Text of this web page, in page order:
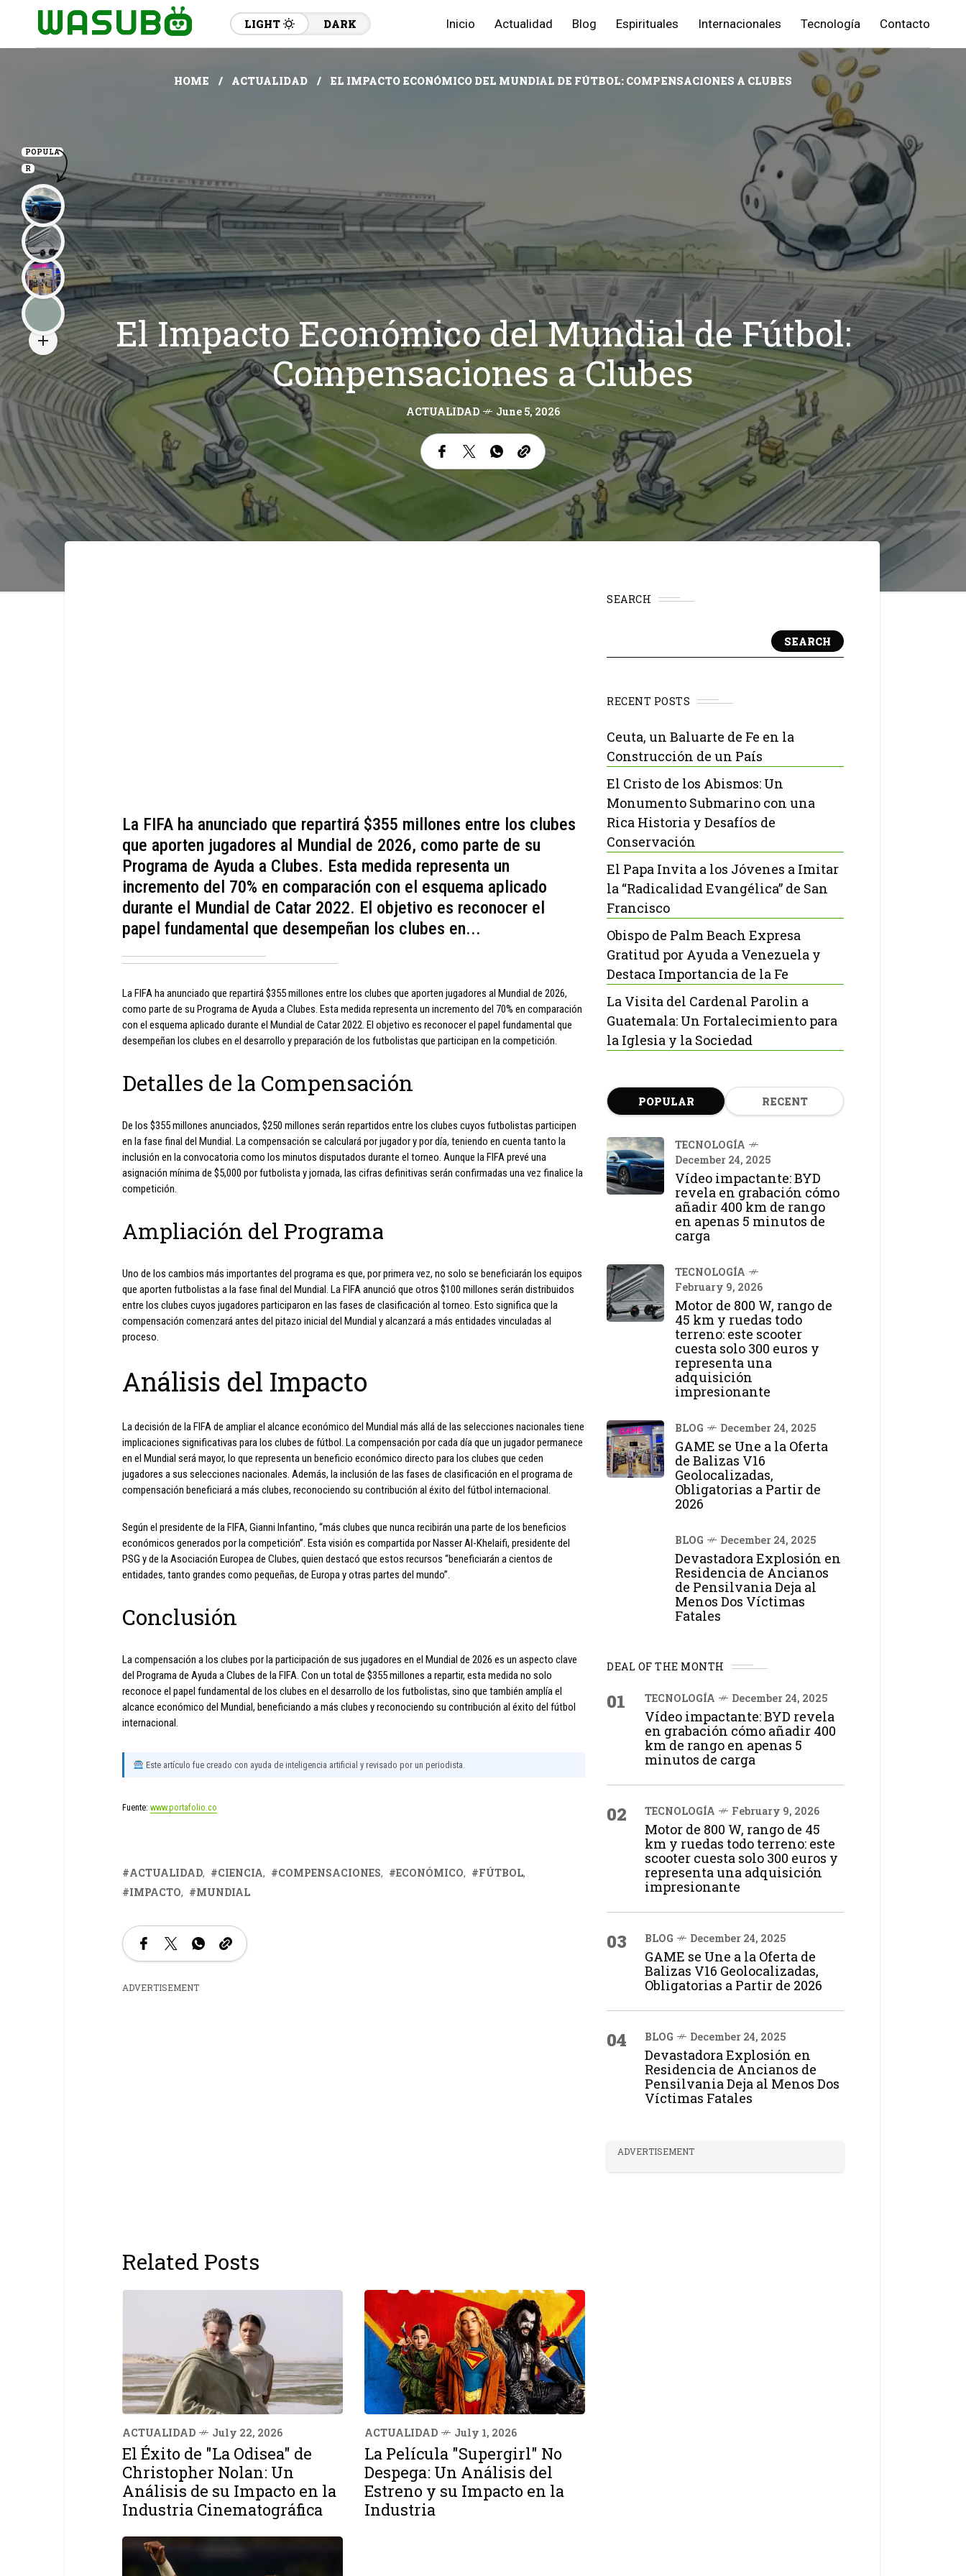
LIGHT DARK Inicio Actualidad Blog Espirituales Internacionales Tecnología Contacto
HOME ACTUALIDAD EL IMPACTO ECONÓMICO DEL MUNDIAL DE FÚTBOL: COMPENSACIONES A CLUBES
El Impacto Económico del Mundial de Fútbol:
Compensaciones a Clubes
ACTUALIDAD June 5, 2026
La FIFA ha anunciado que repartirá $355 millones entre los clubes
que aporten jugadores al Mundial de 2026, como parte de su
Programa de Ayuda a Clubes. Esta medida representa un
incremento del 70% en comparación con el esquema aplicado
durante el Mundial de Catar 2022. El objetivo es reconocer el
papel fundamental que desempeñan los clubes en...
La FIFA ha anunciado que repartirá $355 millones entre los clubes que aporten jugadores al Mundial de 2026,
como parte de su Programa de Ayuda a Clubes. Esta medida representa un incremento del 70% en comparación
con el esquema aplicado durante el Mundial de Catar 2022. El objetivo es reconocer el papel fundamental que
desempeñan los clubes en el desarrollo y preparación de los futbolistas que participan en la competición.
Detalles de la Compensación
De los $355 millones anunciados, $250 millones serán repartidos entre los clubes cuyos futbolistas participen
en la fase final del Mundial. La compensación se calculará por jugador y por día, teniendo en cuenta tanto la
inclusión en la convocatoria como los minutos disputados durante el torneo. Aunque la FIFA prevé una
asignación mínima de $5,000 por futbolista y jornada, las cifras definitivas serán confirmadas una vez finalice la
competición.
Ampliación del Programa
Uno de los cambios más importantes del programa es que, por primera vez, no solo se beneficiarán los equipos
que aporten futbolistas a la fase final del Mundial. La FIFA anunció que otros $100 millones serán distribuidos
entre los clubes cuyos jugadores participaron en las fases de clasificación al torneo. Esto significa que la
compensación comenzará antes del pitazo inicial del Mundial y alcanzará a más entidades vinculadas al
proceso.
Análisis del Impacto
La decisión de la FIFA de ampliar el alcance económico del Mundial más allá de las selecciones nacionales tiene
implicaciones significativas para los clubes de fútbol. La compensación por cada día que un jugador permanece
en el Mundial será mayor, lo que representa un beneficio económico directo para los clubes que ceden
jugadores a sus selecciones nacionales. Además, la inclusión de las fases de clasificación en el programa de
compensación beneficiará a más clubes, reconociendo su contribución al éxito del fútbol internacional.
Según el presidente de la FIFA, Gianni Infantino, “más clubes que nunca recibirán una parte de los beneficios
económicos generados por la competición”. Esta visión es compartida por Nasser Al-Khelaifi, presidente del
PSG y de la Asociación Europea de Clubes, quien destacó que estos recursos “beneficiarán a cientos de
entidades, tanto grandes como pequeñas, de Europa y otras partes del mundo”.
Conclusión
La compensación a los clubes por la participación de sus jugadores en el Mundial de 2026 es un aspecto clave
del Programa de Ayuda a Clubes de la FIFA. Con un total de $355 millones a repartir, esta medida no solo
reconoce el papel fundamental de los clubes en el desarrollo de los futbolistas, sino que también amplía el
alcance económico del Mundial, beneficiando a más clubes y reconociendo su contribución al éxito del fútbol
internacional.
Este artículo fue creado con ayuda de inteligencia artificial y revisado por un periodista.
Fuente: www.portafolio.co
ACTUALIDAD CIENCIA COMPENSACIONES ECONÓMICO
FÚTBOL
IMPACTO
MUNDIAL
ADVERTISEMENT
Related Posts
ACTUALIDAD July 22, 2026
El Éxito de "La Odisea" de
Christopher Nolan: Un
Análisis de su Impacto en la
Industria Cinematográfica
ACTUALIDAD July 1, 2026
La Película "Supergirl" No
Despega: Un Análisis del
Estreno y su Impacto en la
Industria
SEARCH
SEARCH
RECENT POSTS
Ceuta, un Baluarte de Fe en la
Construcción de un País
El Cristo de los Abismos: Un
Monumento Submarino con una
Rica Historia y Desafíos de
Conservación
El Papa Invita a los Jóvenes a Imitar
la “Radicalidad Evangélica” de San
Francisco
Obispo de Palm Beach Expresa
Gratitud por Ayuda a Venezuela y
Destaca Importancia de la Fe
La Visita del Cardenal Parolin a
Guatemala: Un Fortalecimiento para
la Iglesia y la Sociedad
POPULAR RECENT
TECNOLOGÍA
December 24, 2025
Vídeo impactante: BYD
revela en grabación cómo
añadir 400 km de rango
en apenas 5 minutos de
carga
TECNOLOGÍA
February 9, 2026
Motor de 800 W, rango de
45 km y ruedas todo
terreno: este scooter
cuesta solo 300 euros y
representa una
adquisición
impresionante
BLOG December 24, 2025
GAME se Une a la Oferta
de Balizas V16
Geolocalizadas,
Obligatorias a Partir de
2026
BLOG December 24, 2025
Devastadora Explosión en
Residencia de Ancianos
de Pensilvania Deja al
Menos Dos Víctimas
Fatales
DEAL OF THE MONTH
01 TECNOLOGÍA December 24, 2025
Vídeo impactante: BYD revela
en grabación cómo añadir 400
km de rango en apenas 5
minutos de carga
02 TECNOLOGÍA February 9, 2026
Motor de 800 W, rango de 45
km y ruedas todo terreno: este
scooter cuesta solo 300 euros y
representa una adquisición
impresionante
03 BLOG December 24, 2025
GAME se Une a la Oferta de
Balizas V16 Geolocalizadas,
Obligatorias a Partir de 2026
04 BLOG December 24, 2025
Devastadora Explosión en
Residencia de Ancianos de
Pensilvania Deja al Menos Dos
Víctimas Fatales
ADVERTISEMENT
POPULA
R